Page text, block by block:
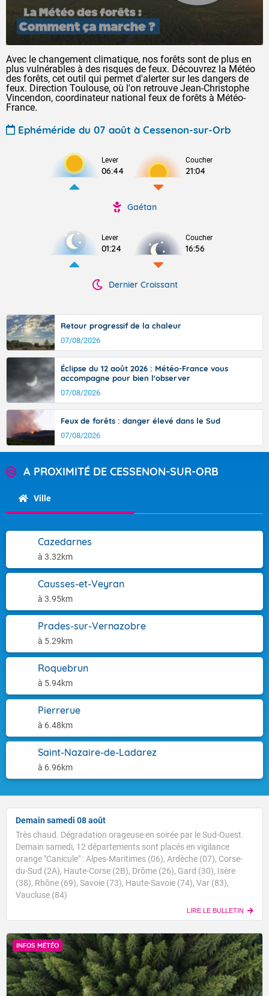
Avec le changement climatique, nos forêts sont de plus en
plus vulnérables à des risques de feux. Découvrez la Météo
des forêts, cet outil qui permet d'alerter sur les dangers de
feux. Direction Toulouse, où l'on retrouve Jean-Christophe
Vincendon, coordinateur national feux de forêts à Météo-
France.
Ephéméride du 07 août à Cessenon-sur-Orb
Lever
06:44
Coucher
21:04
Gaétan
Lever
01:24
Coucher
16:56
Dernier Croissant
Retour progressif de la chaleur
07/08/2026
Éclipse du 12 août 2026 : Météo-France vous
accompagne pour bien l'observer
07/08/2026
Feux de forêts : danger élevé dans le Sud
07/08/2026
A PROXIMITÉ DE CESSENON-SUR-ORB
Ville
Cazedarnes
à 3.32km
Causses-et-Veyran
à 3.95km
Prades-sur-Vernazobre
à 5.29km
Roquebrun
à 5.94km
Pierrerue
à 6.48km
Saint-Nazaire-de-Ladarez
à 6.96km
Demain samedi 08 août
Très chaud. Dégradation orageuse en soirée par le Sud-Ouest.
Demain samedi, 12 départements sont placés en vigilance
orange "Canicule" : Alpes-Maritimes (06), Ardèche (07), Corse-
du-Sud (2A), Haute-Corse (2B), Drôme (26), Gard (30), Isère
(38), Rhône (69), Savoie (73), Haute-Savoie (74), Var (83),
Vaucluse (84)
LIRE LE BULLETIN
INFOS MÉTÉO